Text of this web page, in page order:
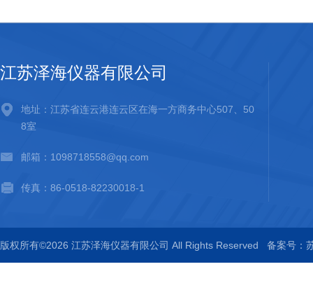
江苏泽海仪器有限公司
地址：江苏省连云港连云区在海一方商务中心507、50
8室
邮箱：1098718558@qq.com
传真：86-0518-82230018-1
版权所有©2026 江苏泽海仪器有限公司 All Rights Reserved 备案号：